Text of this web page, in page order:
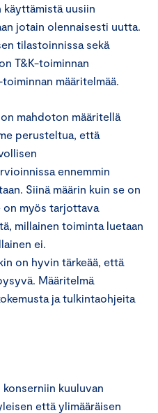
uusiin
jotain olennaisesti uutta.
tilastoinnissa sekä
T&K-toiminnan
määritelmää.
mahdoton määritellä
perusteltua, että
ennemmin
Siinä määrin kuin se on
myös tarjottava
millainen toiminta luetaan
ei.
on hyvin tärkeää, että
Määritelmä
ja tulkintaohjeita
kuuluvan
että ylimääräisen